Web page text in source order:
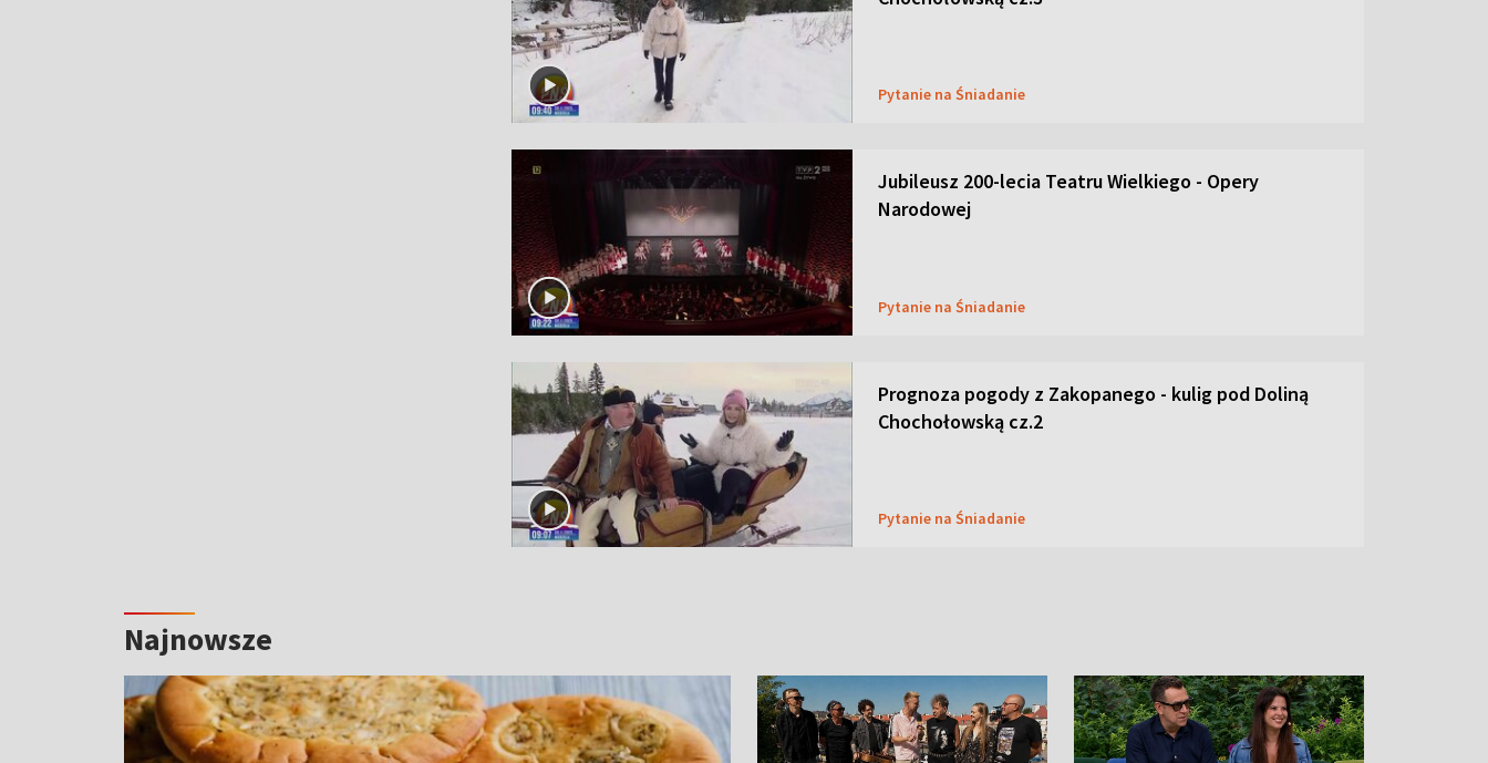
Pytanie na Śniadanie
Jubileusz 200-lecia Teatru Wielkiego - Opery
Narodowej
Pytanie na Śniadanie
Prognoza pogody z Zakopanego - kulig pod Doliną
Chochołowską cz.2
Pytanie na Śniadanie
Najnowsze